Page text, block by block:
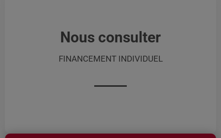
Nous consulter
FINANCEMENT INDIVIDUEL